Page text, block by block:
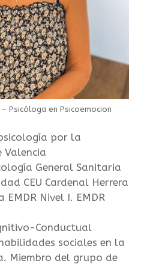
– Psicóloga en Psicoemocion
por la
Valencia
General Sanitaria
CEU Cardenal Herrera
EMDR Nivel I. EMDR
Conductual
sociales en la
Miembro del grupo de